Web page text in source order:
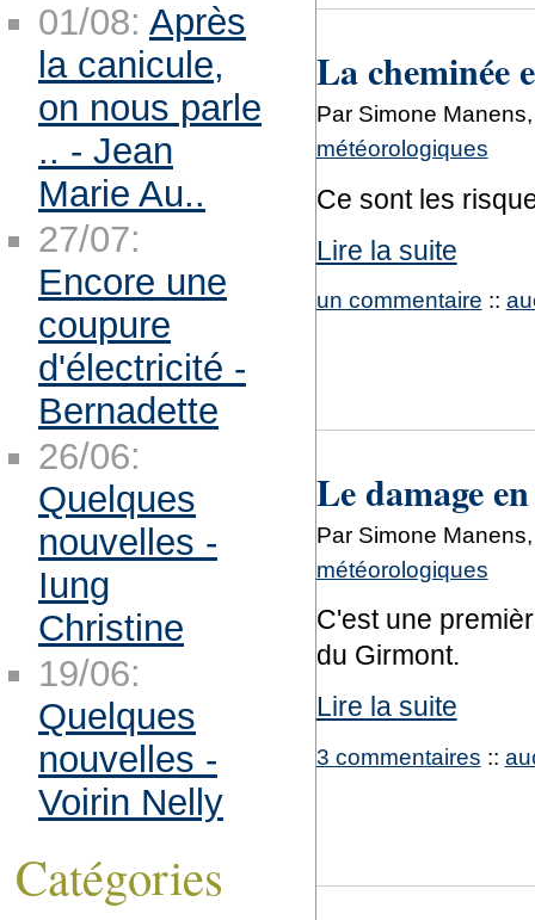
La cheminée
Par Simone
météorologiques
Ce sont les
Lire la suite
un commentaire ::
Le damage
Par Simone
météorologiques
C'est une
du Girmont.
Lire la suite
3 commentaires ::
01/08: Après
la canicule,
on nous parle
.. - Jean
Marie Au..
27/07:
Encore une
coupure
d'électricité -
Bernadette
26/06:
Quelques
nouvelles -
Iung
Christine
19/06:
Quelques
nouvelles -
Voirin Nelly
Catégories